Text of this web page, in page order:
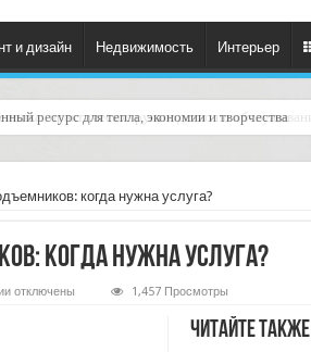
и дизайн Недвижимость Интерьер
ресурс для тепла, экономии и творчества
когда нужна услуга?
когда нужна услуга?
котключены 1,457 Просмотры
Читайте также